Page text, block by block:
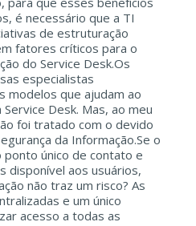
é necessário que a TI
de estruturação
fatores críticos para o
do Service Desk.Os
especialistas
modelos que ajudam ao
Desk. Mas, ao meu
foi tratado com o devido
da Informação.Se o
ponto único de contato e
disponível aos usuários,
não traz um risco? As
e um único
acesso a todas as